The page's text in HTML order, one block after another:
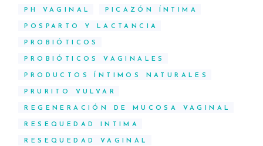
PH VAGINAL PICAZÓN ÍNTIMA
POSPARTO Y LACTANCIA
PROBIÓTICOS
PROBIÓTICOS VAGINALES
PRODUCTOS ÍNTIMOS NATURALES
PRURITO VULVAR
REGENERACIÓN DE MUCOSA VAGINAL
RESEQUEDAD INTIMA
RESEQUEDAD VAGINAL